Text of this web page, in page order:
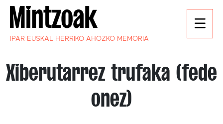
IPAR EUSKAL HERRIKO AHOZKO MEMORIA
Xiberutarrez trufaka (fede
onez)